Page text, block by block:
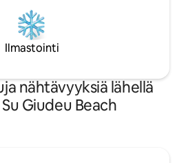
Ilmastointi
nähtävyyksiä lähellä
Giudeu Beach